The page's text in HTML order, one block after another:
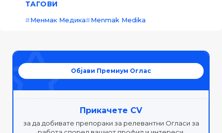
ТАГОВИ
Менмак Медика Menmak Medika
Објави Премиум Оглас
Прикачете CV
за да добивате препораки за релевантни Огласи за